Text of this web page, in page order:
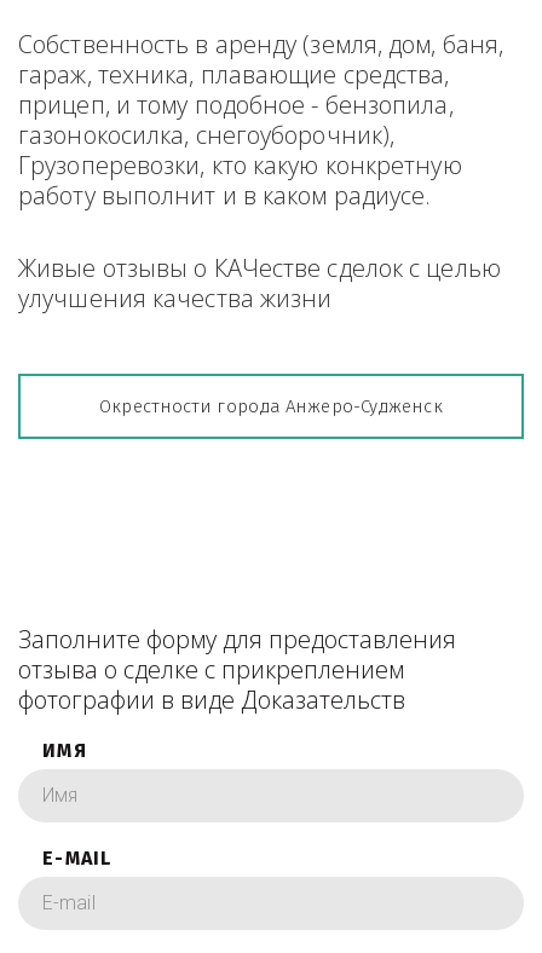
Собственность в аренду (земля, дом, баня,
гараж, техника, плавающие средства,
прицеп, и тому подобное - бензопила,
газонокосилка, снегоуборочник),
Грузоперевозки, кто какую конкретную
работу выполнит и в каком радиусе.
Живые отзывы о КАЧестве сделок с целью
улучшения качества жизни
Окрестности города Анжеро-Судженск
Заполните форму для предоставления
отзыва о сделке с прикреплением
фотографии в виде Доказательств
ИМЯ
E-MAIL